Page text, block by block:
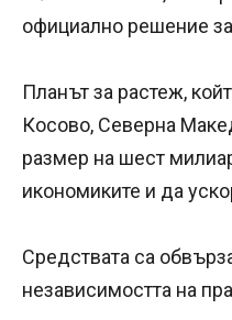
официално решение
Планът за растеж,
Косово, Северна
размер на шест
икономиките и да
Средствата са
независимостта на